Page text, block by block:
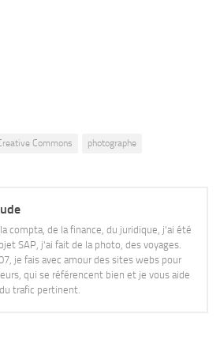
Commons photographe
compta, de la finance, du juridique, j'ai été
SAP, j'ai fait de la photo, des voyages.
je fais avec amour des sites webs pour
qui se référencent bien et je vous aide
trafic pertinent.